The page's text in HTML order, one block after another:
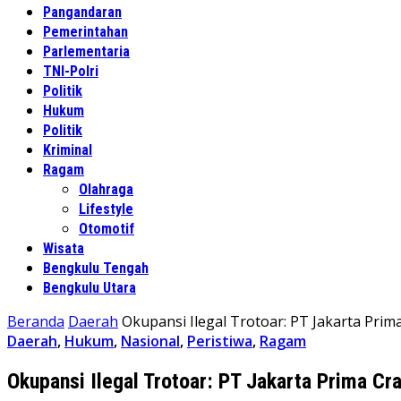
Pangandaran
Pemerintahan
Parlementaria
TNI-Polri
Politik
Hukum
Politik
Kriminal
Ragam
Olahraga
Lifestyle
Otomotif
Wisata
Bengkulu Tengah
Bengkulu Utara
Beranda Daerah Okupansi Ilegal Trotoar: PT Jakarta
Daerah, Hukum, Nasional, Peristiwa, Ragam
Okupansi Ilegal Trotoar: PT Jakarta Prima